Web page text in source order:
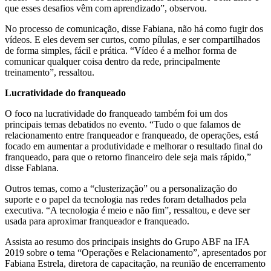
que esses desafios vêm com aprendizado”, observou.
No processo de comunicação, disse Fabiana, não há como fugir dos
vídeos. E eles devem ser curtos, como pílulas, e ser compartilhados
de forma simples, fácil e prática. “Vídeo é a melhor forma de
comunicar qualquer coisa dentro da rede, principalmente
treinamento”, ressaltou.
Lucratividade do franqueado
O foco na lucratividade do franqueado também foi um dos
principais temas debatidos no evento. “Tudo o que falamos de
relacionamento entre franqueador e franqueado, de operações, está
focado em aumentar a produtividade e melhorar o resultado final do
franqueado, para que o retorno financeiro dele seja mais rápido,”
disse Fabiana.
Outros temas, como a “clusterização” ou a personalização do
suporte e o papel da tecnologia nas redes foram detalhados pela
executiva. “A tecnologia é meio e não fim”, ressaltou, e deve ser
usada para aproximar franqueador e franqueado.
Assista ao resumo dos principais insights do Grupo ABF na IFA
2019 sobre o tema “Operações e Relacionamento”, apresentados por
Fabiana Estrela, diretora de capacitação, na reunião de encerramento